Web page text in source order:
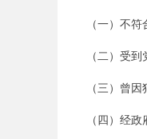
（一）不符
（二）受到
（三）曾因
（四）经政